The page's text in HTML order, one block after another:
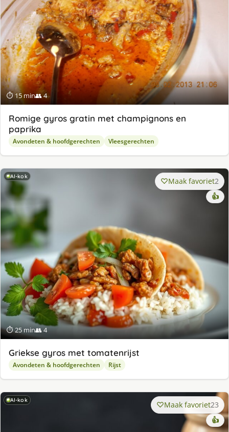
⏱ 15 min👥 4
Romige gyros gratin met champignons en
paprika
Avondeten & hoofdgerechten Vleesgerechten
AI-kok
⏱ 25 min👥 4
Maak favoriet2
👍
Griek­se gy­ros met to­ma­ten­rijst
Avondeten & hoofdgerechten Rijst
AI-kok Maak favoriet23
👍